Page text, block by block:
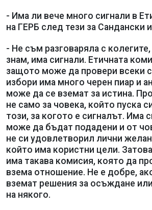
- Има ли вече много сигнали в
на ГЕРБ след тези за Сандански
- Не съм разговаряла с
знам, има сигнали. Етичната
защото може да провери всеки
избори има много черен пиар и
може да се вземат за истина.
не само за човека, който пуска
този, за когото е сигналът. Има
може да бъдат подадени и от
не си удовлетворил лични
който има користни цели.
има такава комисия, която да
взема отношение. Не е добре,
вземат решения за осъждане
на някого.